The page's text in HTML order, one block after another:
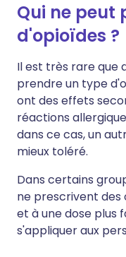
Qui ne peut
d'opioïdes ?
Il est très rare que
prendre un type
ont des effets
réactions
dans ce cas, un
mieux toléré.
Dans certains
ne prescrivent
et à une dose plus
s'appliquer aux